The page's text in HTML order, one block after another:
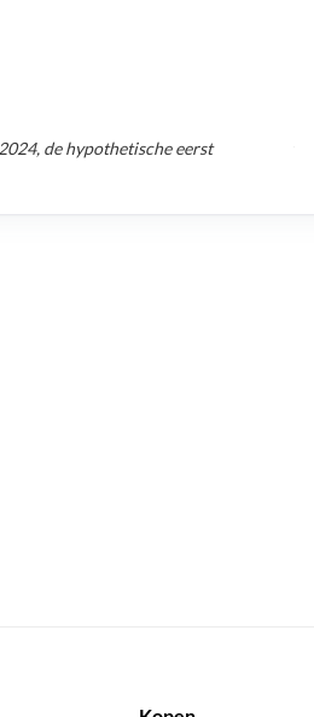
, de hypothetische eerst